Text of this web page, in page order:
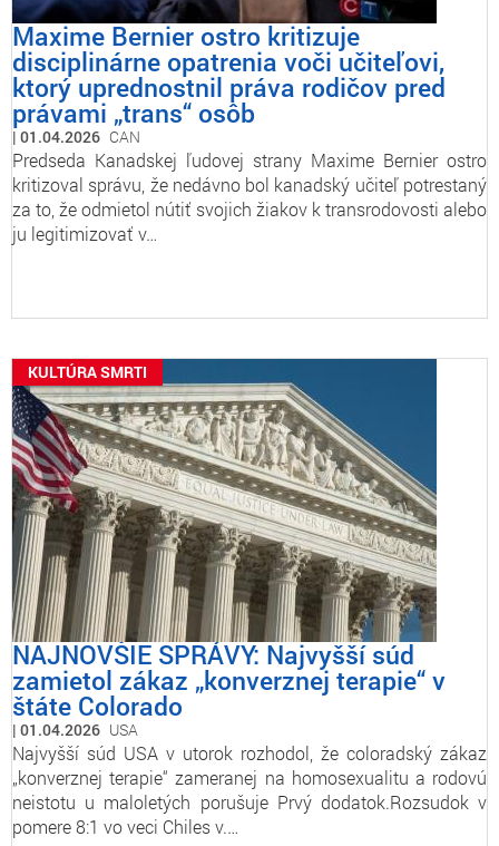
Maxime Bernier ostro kritizuje
disciplinárne opatrenia voči učiteľovi,
ktorý uprednostnil práva rodičov pred
právami „trans“ osôb
01.04.2026 CAN
Predseda Kanadskej ľudovej strany Maxime Bernier ostro
kritizoval správu, že nedávno bol kanadský učiteľ potrestaný
za to, že odmietol nútiť svojich žiakov k transrodovosti alebo
ju legitimizovať v…
KULTÚRA SMRTI
NAJNOVŠIE SPRÁVY: Najvyšší súd
zamietol zákaz „konverznej terapie“ v
štáte Colorado
01.04.2026 USA
Najvyšší súd USA v utorok rozhodol, že coloradský zákaz
„konverznej terapie“ zameranej na homosexualitu a rodovú
neistotu u maloletých porušuje Prvý dodatok.Rozsudok v
pomere 8:1 vo veci Chiles v.…